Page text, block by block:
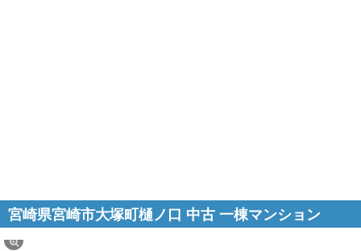
宮崎県宮崎市大塚町樋ノ口 中古 一棟マンション